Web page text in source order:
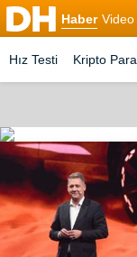
Haber Video
Hız Testi Kripto Para